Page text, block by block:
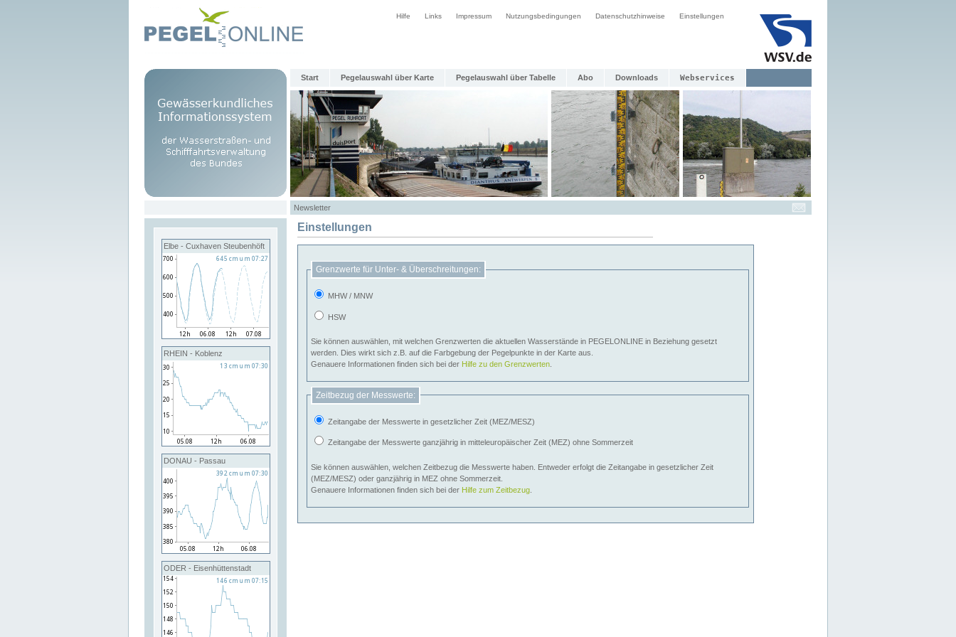
Hilfe Links Impressum Nutzungsbedingungen Datenschutzhinweise Einstellungen
Start Pegelauswahl über Karte Pegelauswahl über Tabelle Abo Downloads Webservices
Newsletter
Elbe - Cuxhaven Steubenhöft
RHEIN - Koblenz
DONAU - Passau
ODER - Eisenhüttenstadt
Einstellungen
Grenzwerte für Unter- & Überschreitungen:
MHW / MNW
HSW
Sie können auswählen, mit welchen Grenzwerten die aktuellen Wasserstände in PEGELONLINE in Beziehung gesetzt
werden. Dies wirkt sich z.B. auf die Farbgebung der Pegelpunkte in der Karte aus.
Genauere Informationen finden sich bei der Hilfe zu den Grenzwerten
Zeitbezug der Messwerte:
Zeitangabe der Messwerte in gesetzlicher Zeit (MEZ/MESZ)
Zeitangabe der Messwerte ganzjährig in mitteleuropäischer Zeit (MEZ) ohne Sommerzeit
Sie können auswählen, welchen Zeitbezug die Messwerte haben. Entweder erfolgt die Zeitangabe in gesetzlicher Zeit
(MEZ/MESZ) oder ganzjährig in MEZ ohne Sommerzeit.
Genauere Informationen finden sich bei der Hilfe zum Zeitbezug